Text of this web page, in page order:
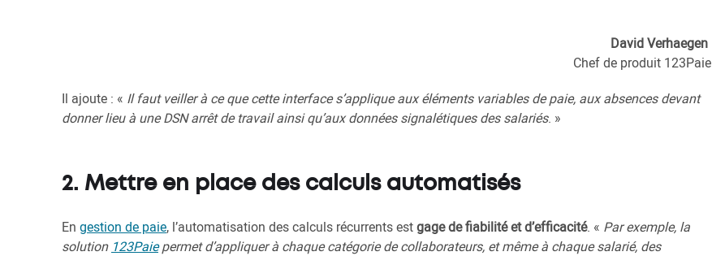
David Verhaegen
Chef de produit 123Paie
Il ajoute : « Il faut veiller à ce que cette interface s’applique aux éléments variables de paie, aux absences devant
donner lieu à une DSN arrêt de travail ainsi qu’aux données signalétiques des salariés. »
2. Mettre en place des calculs automatisés
En gestion de paie, l’automatisation des calculs récurrents estgage de fiabilité et d’efficacité. « Par exemple, la
solution 123Paiepermet d’appliquer à chaque catégorie de collaborateurs, et même à chaque salarié, des